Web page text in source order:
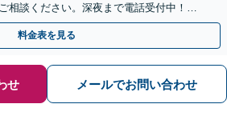
相談ください。深夜まで電話受付中！痴
犯罪など
料金表を見る
せ メールでお問い合わせ